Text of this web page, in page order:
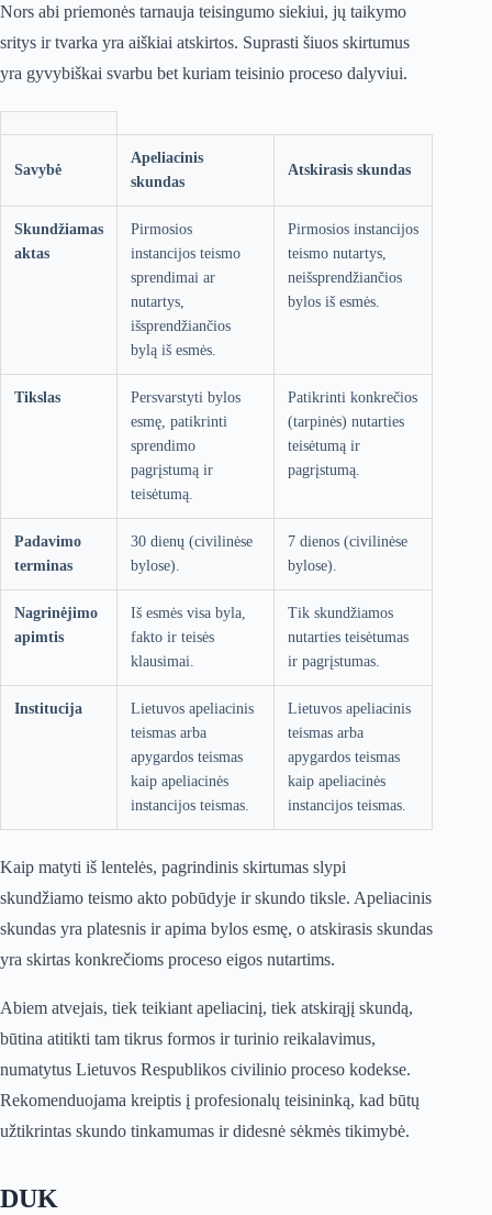
Nors abi priemonės tarnauja teisingumo siekiui, jų taikymo
sritys ir tvarka yra aiškiai atskirtos. Suprasti šiuos skirtumus
yra gyvybiškai svarbu bet kuriam teisinio proceso dalyviui.
Savybė
Apeliacinis
skundas
Atskirasis skundas
Skundžiamas
aktas
Pirmosios
instancijos teismo
sprendimai ar
nutartys,
išsprendžiančios
bylą iš esmės.
Pirmosios instancijos
teismo nutartys,
neišsprendžiančios
bylos iš esmės.
Tikslas
Persvarstyti bylos
esmę, patikrinti
sprendimo
pagrįstumą ir
teisėtumą.
Patikrinti konkrečios
(tarpinės) nutarties
teisėtumą ir
pagrįstumą.
Padavimo
terminas
30 dienų (civilinėse
bylose).
7 dienos (civilinėse
bylose).
Nagrinėjimo
apimtis
Iš esmės visa byla,
fakto ir teisės
klausimai.
Tik skundžiamos
nutarties teisėtumas
ir pagrįstumas.
Institucija
Lietuvos apeliacinis
teismas arba
apygardos teismas
kaip apeliacinės
instancijos teismas.
Lietuvos apeliacinis
teismas arba
apygardos teismas
kaip apeliacinės
instancijos teismas.
Kaip matyti iš lentelės, pagrindinis skirtumas slypi
skundžiamo teismo akto pobūdyje ir skundo tiksle. Apeliacinis
skundas yra platesnis ir apima bylos esmę, o atskirasis skundas
yra skirtas konkrečioms proceso eigos nutartims.
Abiem atvejais, tiek teikiant apeliacinį, tiek atskirąjį skundą,
būtina atitikti tam tikrus formos ir turinio reikalavimus,
numatytus Lietuvos Respublikos civilinio proceso kodekse.
Rekomenduojama kreiptis į profesionalų teisininką, kad būtų
užtikrintas skundo tinkamumas ir didesnė sėkmės tikimybė.
DUK